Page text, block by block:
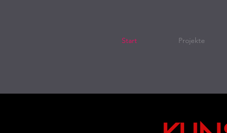
Start Projekte